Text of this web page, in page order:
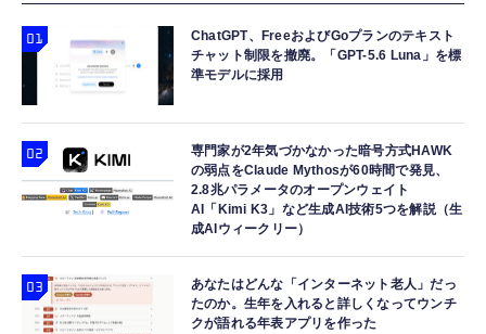
ChatGPT、FreeおよびGoプランのテキスト
チャット制限を撤廃。「GPT-5.6 Luna」を標
準モデルに採用
専門家が2年気づかなかった暗号方式HAWK
の弱点をClaude Mythosが60時間で発見、
2.8兆パラメータのオープンウェイト
AI「Kimi K3」など生成AI技術5つを解説（生
成AIウィークリー）
あなたはどんな「インターネット老人」だっ
たのか。生年を入れると詳しくなってウンチ
クが語れる年表アプリを作った